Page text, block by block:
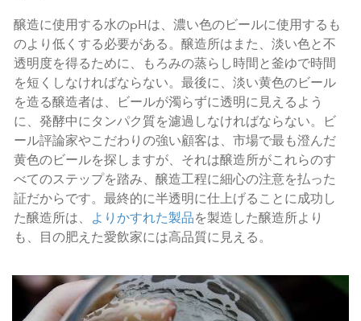
醸造に使用する水のpHは、濃い色のビールに使用するも
のより低くする必要がある。醸造所はまた、淡い色と不
透明度を得るために、もろみの蒸らし時間と釜ゆで時間
を短くしなければならない。最後に、淡い黄色のビール
を造る醸造者は、ビールが濁らずに透明に見えるよう
に、発酵中にタンパク質を濾過しなければならない。ビ
ール評論家やこだわりの強い顧客は、市場で最も澄んだ
黄色のビールを探しますが、それは醸造所がこれらのす
べてのステップを踏み、醸造工程に細心の注意を払った
証だからです。最終的に半透明に仕上げることに成功し
た醸造所は、 よりかすれた製品を製造した醸造所より
も、目の肥えた愛飲家には高品質に見える。